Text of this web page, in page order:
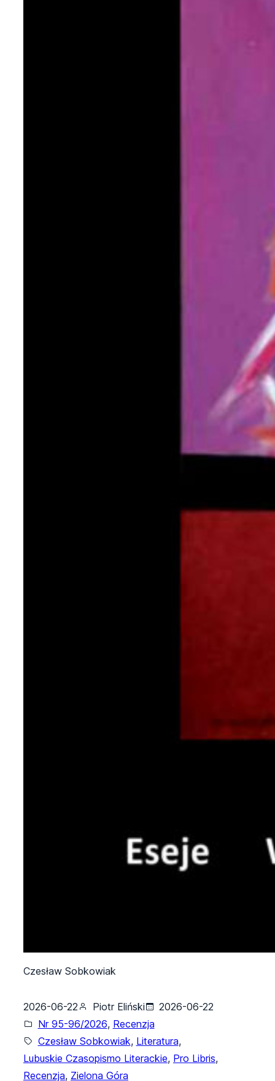
Czesław Sobkowiak
2026-06-22 Piotr Eliński
2026-06-22
Nr 95-96/2026, Recenzja
Czesław Sobkowiak, Literatura,
Lubuskie Czasopismo Literackie, Pro Libris,
Recenzja, Zielona Góra